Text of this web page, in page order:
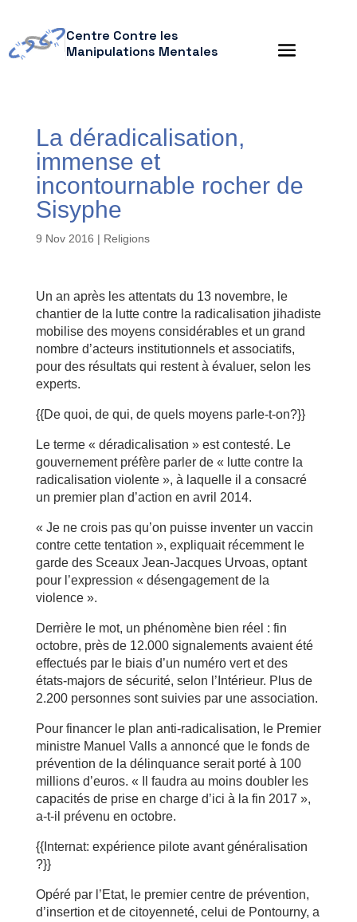
Centre Contre les
Manipulations Mentales
La déradicalisation,
immense et
incontournable rocher de
Sisyphe
9 Nov 2016 | Religions
Un an après les attentats du 13 novembre, le
chantier de la lutte contre la radicalisation jihadiste
mobilise des moyens considérables et un grand
nombre d’acteurs institutionnels et associatifs,
pour des résultats qui restent à évaluer, selon les
experts.
{{De quoi, de qui, de quels moyens parle-t-on?}}
Le terme « déradicalisation » est contesté. Le
gouvernement préfère parler de « lutte contre la
radicalisation violente », à laquelle il a consacré
un premier plan d’action en avril 2014.
« Je ne crois pas qu’on puisse inventer un vaccin
contre cette tentation », expliquait récemment le
garde des Sceaux Jean-Jacques Urvoas, optant
pour l’expression « désengagement de la
violence ».
Derrière le mot, un phénomène bien réel : fin
octobre, près de 12.000 signalements avaient été
effectués par le biais d’un numéro vert et des
états-majors de sécurité, selon l’Intérieur. Plus de
2.200 personnes sont suivies par une association.
Pour financer le plan anti-radicalisation, le Premier
ministre Manuel Valls a annoncé que le fonds de
prévention de la délinquance serait porté à 100
millions d’euros. « Il faudra au moins doubler les
capacités de prise en charge d’ici à la fin 2017 »,
a-t-il prévenu en octobre.
{{Internat: expérience pilote avant généralisation
?}}
Opéré par l’Etat, le premier centre de prévention,
d’insertion et de citoyenneté, celui de Pontourny, a